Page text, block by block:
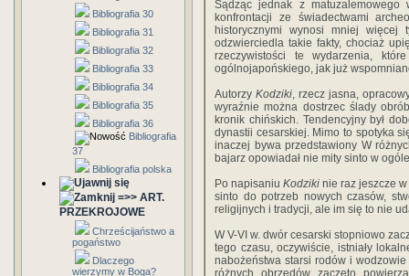
Bibliografia 30
Bibliografia 31
Bibliografia 32
Bibliografia 33
Bibliografia 34
Bibliografia 35
Bibliografia 36
Bibliografia
37
Bibliografia polska
=>> ART.
PRZEKROJOWE
Chrześcijaństwo a
pogaństwo
Dlaczego
wierzymy w Boga?
Sądząc jednak z
konfrontacji ze świadectwami
historycznymi wynosi mniej więcej
odzwierciedla takie fakty, chociaż
rzeczywistości te wydarzenia,
ogólnojapońskiego, jak już
Autorzy Kodziki, rzecz jasna,
wyraźnie można dostrzec ślady
kronik chińskich. Tendencyjny był
dynastii cesarskiej. Mimo to spotyka
inaczej bywa przedstawiony W
bajarz opowiadał nie mity sinto w
Po napisaniu Kodziki nie raz jeszcze
sinto do potrzeb nowych czasów,
religijnych i tradycji, ale im się to nie
W V-VI w. dwór cesarski stopniowo
tego czasu, oczywiście, istniały
nabożeństwa starsi rodów i
różnych obrzędów zaczęto